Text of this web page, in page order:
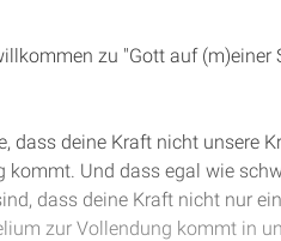
zu "Gott auf
dass deine Kraft nicht unsere
kommt. Und dass egal wie
dass deine Kraft nicht nur
zur Vollendung kommt in